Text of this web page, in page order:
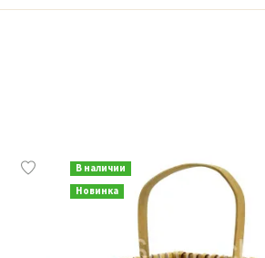
В наличии
Новинка